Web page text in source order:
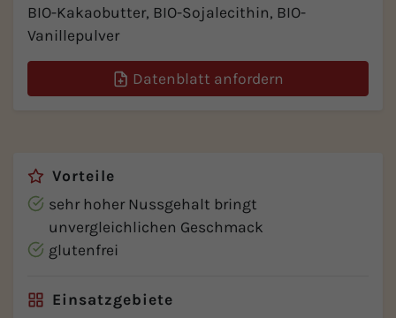
BIO-Kakaobutter, BIO-Sojalecithin, BIO-
Vanillepulver
Datenblatt anfordern
Vorteile
sehr hoher Nussgehalt bringt
unvergleichlichen Geschmack
glutenfrei
Einsatzgebiete